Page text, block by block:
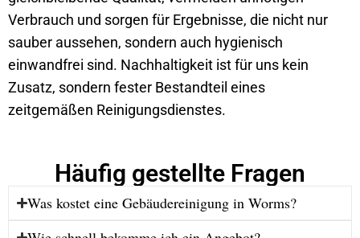
Verbrauch und sorgen für Ergebnisse, die nicht nur
sauber aussehen, sondern auch hygienisch
einwandfrei sind. Nachhaltigkeit ist für uns kein
Zusatz, sondern fester Bestandteil eines
zeitgemäßen Reinigungsdienstes.
Häufig gestellte Fragen
Was kostet eine Gebäudereinigung in Worms?